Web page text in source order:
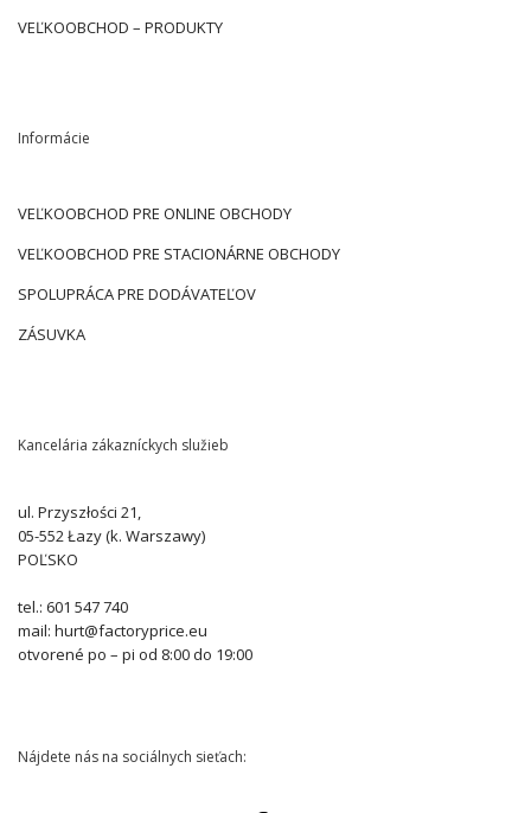
VEĽKOOBCHOD – PRODUKTY
Informácie
VEĽKOOBCHOD PRE ONLINE OBCHODY
VEĽKOOBCHOD PRE STACIONÁRNE OBCHODY
SPOLUPRÁCA PRE DODÁVATEĽOV
ZÁSUVKA
Kancelária zákazníckych služieb
ul. Przyszłości 21,
05-552 Łazy (k. Warszawy)
POĽSKO
tel.: 601 547 740
mail: hurt@factoryprice.eu
otvorené po – pi od 8:00 do 19:00
Nájdete nás na sociálnych sieťach: